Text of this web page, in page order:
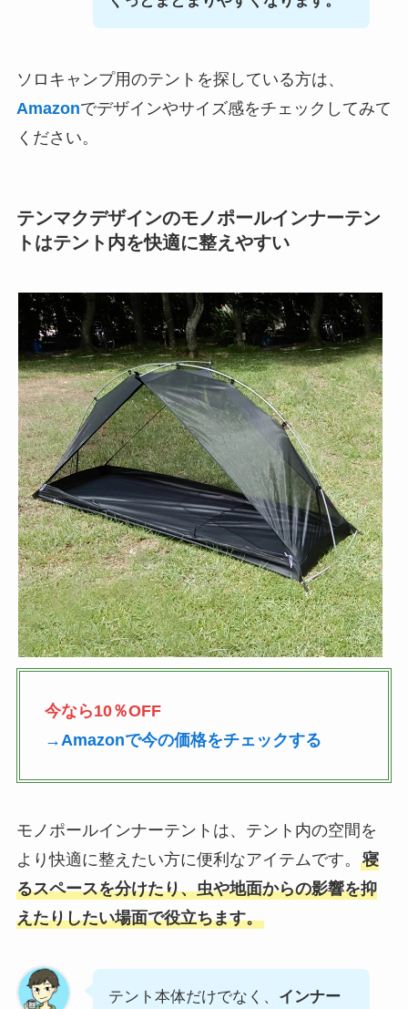
ソロキャンプ用のテントを探している方は、
Amazonでデザインやサイズ感をチェックしてみて
ください。
テンマクデザインのモノポールインナーテン
トはテント内を快適に整えやすい
今なら10％OFF
→Amazonで今の価格をチェックする
モノポールインナーテントは、テント内の空間を
より快適に整えたい方に便利なアイテムです。 寝
るスペースを分けたり、虫や地面からの影響を抑
えたりしたい場面で役立ちます。
テント本体だけでなく、 インナー